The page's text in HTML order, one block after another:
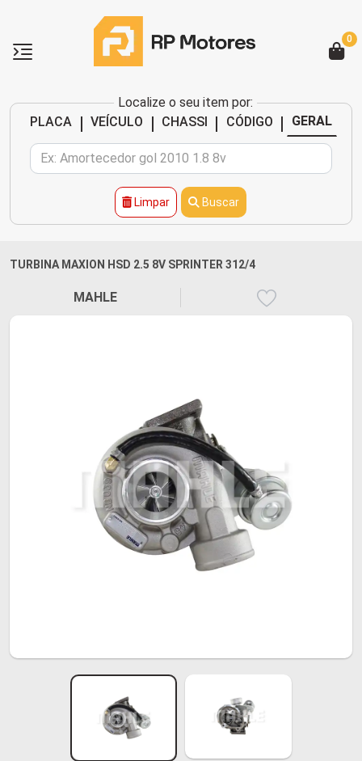
Localize o seu item por:
PLACA
| VEÍCULO | CHASSI | CÓDIGO | GERAL
Limpar Buscar
0
TURBINA MAXION HSD 2.5 8V SPRINTER 312/4
MAHLE